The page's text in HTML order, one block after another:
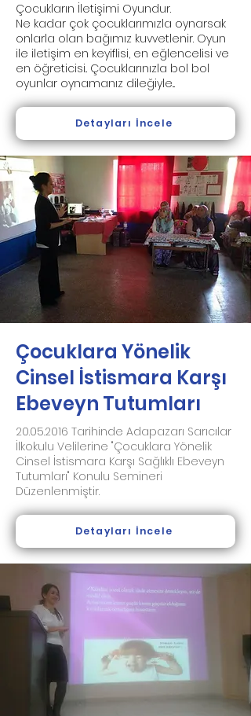
Çocukların İletişimi Oyundur.
Ne kadar çok çocuklarımızla oynarsak
onlarla olan bağımız kuvvetlenir. Oyun
ile iletişim en keyiflisi, en eğlencelisi ve
en öğreticisi.. Çocuklarınızla bol bol
oyunlar oynamanız dileğiyle...
Detayları İncele
Çocuklara Yönelik
Cinsel İstismara Karşı
Ebeveyn Tutumları
20.05.2016 Tarihinde Adapazarı Sarıcılar
İlkokulu Velilerine "Çocuklara Yönelik
Cinsel İstismara Karşı Sağlıklı Ebeveyn
Tutumları" Konulu Semineri
Düzenlenmiştir.
Detayları İncele